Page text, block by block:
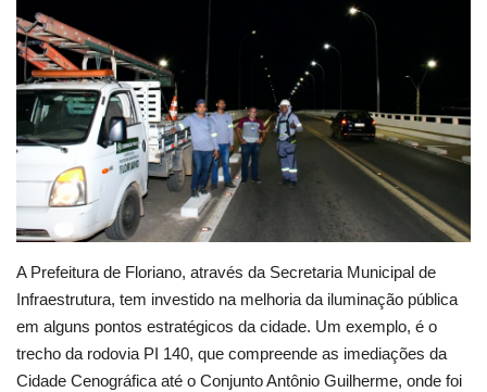
Webmail
Contato
A Prefeitura de Floriano, através da Secretaria Municipal de
Infraestrutura, tem investido na melhoria da iluminação pública
em alguns pontos estratégicos da cidade. Um exemplo, é o
trecho da rodovia PI 140, que compreende as imediações da
Cidade Cenográfica até o Conjunto Antônio Guilherme, onde foi